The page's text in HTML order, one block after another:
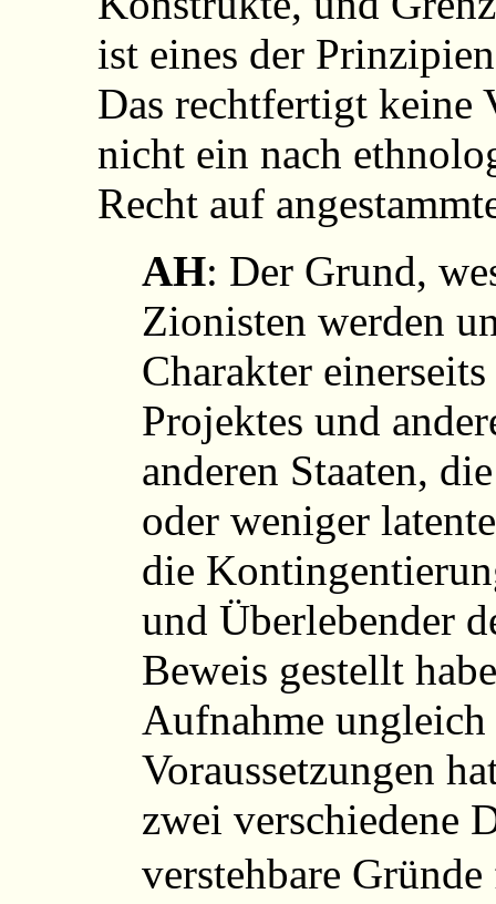
ist eines der
Das rechtfertigt keine
nicht ein nach
Recht auf
AH: Der Grund,
Zionisten werden
Charakter
Projektes und
anderen Staaten,
oder weniger
die
und Überlebender
Beweis gestellt
Aufnahme ungleich
Voraussetzungen
zwei verschiedene
verstehbare